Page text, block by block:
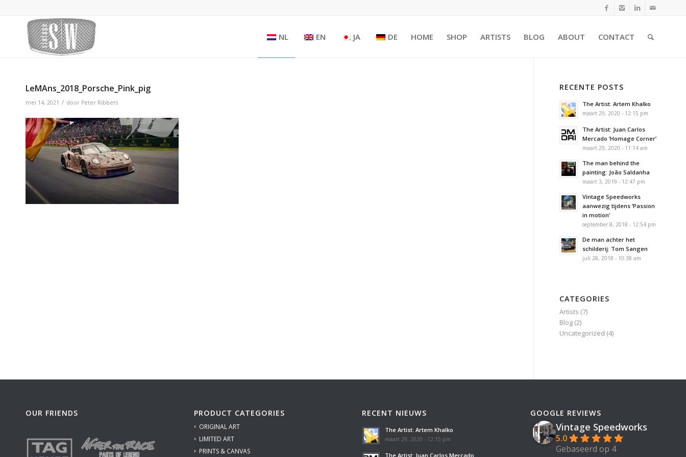
NL EN JA DE HOME SHOP ARTISTS BLOG ABOUT CONTACT
LeMAns_2018_Porsche_Pink_pig
mei 14, 2021 / door Peter Ribbers
RECENTE POSTS
The Artist: Artem Khalko
maart 29, 2020 - 12:15 pm
The Artist: Juan Carlos
Mercado ‘Homage Corner’
maart 29, 2020 - 11:14 am
The man behind the
painting: João Saldanha
maart 3, 2019 - 12:47 pm
Vintage Speedworks
aanwezig tijdens ‘Passion
in motion’
september 8, 2018 - 12:54 pm
De man achter het
schilderij: Tom Sangen
juli 28, 2018 - 10:38 am
CATEGORIES
Artists (7)
Blog (2)
Uncategorized (4)
OUR FRIENDS PRODUCT CATEGORIES
ORIGINAL ART
LIMITED ART
PRINTS & CANVAS
RECENT NIEUWS
The Artist: Artem Khalko
maart 29, 2020 - 12:15 pm
The Artist: Juan Carlos Mercado
GOOGLE REVIEWS
Vintage Speedworks
5.0
Gebaseerd op 4